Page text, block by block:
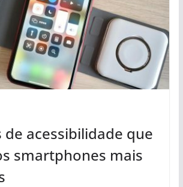
de acessibilidade que
smartphones mais